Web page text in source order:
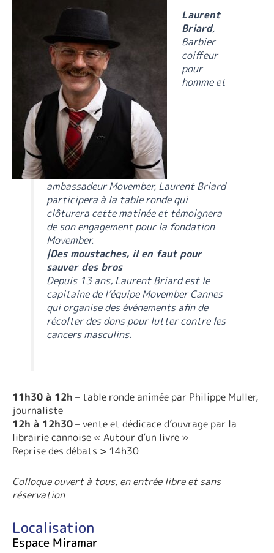
Laurent
Briard,
Barbier
coiffeur
pour
homme et
ambassadeur Movember, Laurent Briard
participera à la table ronde qui
clôturera cette matinée et témoignera
de son engagement pour la fondation
Movember.
|Des moustaches, il en faut pour
sauver des bros
Depuis 13 ans, Laurent Briard est le
capitaine de l’équipe Movember Cannes
qui organise des événements afin de
récolter des dons pour lutter contre les
cancers masculins.
11h30 à 12h – table ronde animée par Philippe Muller,
journaliste
12h à 12h30– vente et dédicace d’ouvrage par la
librairie cannoise « Autour d’un livre »
Reprise des débats > 14h30
Colloque ouvert à tous, en entrée libre et sans
réservation
Localisation
Espace Miramar